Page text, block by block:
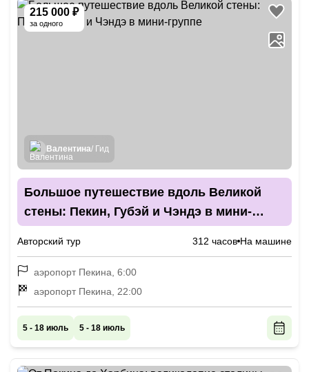
215 000 ₽
за одного
Валентина/ Гид
Большое путешествие вдоль Великой
стены: Пекин, Губэй и Чэндэ в мини-
Авторский тур 312 часов На машине
аэропорт Пекина, 6:00
аэропорт Пекина, 22:00
5 - 18 июль 5 - 18 июль